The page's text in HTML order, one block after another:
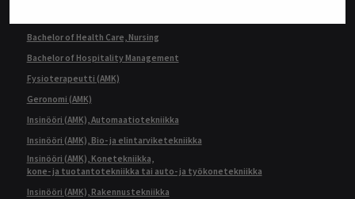
Bachelor of Health Care, Nursing
Bachelor of Hospitality Management
Fysioterapeutti (AMK)
Geronomi (AMK)
Insinööri (AMK), Automaatiotekniikka
Insinööri (AMK), Bio- ja elintarviketekniikka
Insinööri (AMK), Konetekniikka,
kone- ja tuotantotekniikka tai auto- ja työkonetekniikka
Insinööri (AMK), Rakennustekniikka